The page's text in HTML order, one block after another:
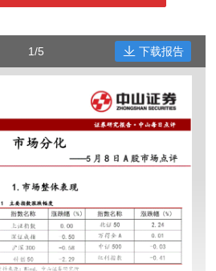
1/5 下载报告